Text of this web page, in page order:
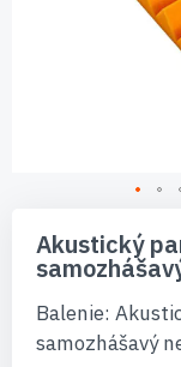
začiatok
galérie
Akustický
Balenie:
samozhášavý